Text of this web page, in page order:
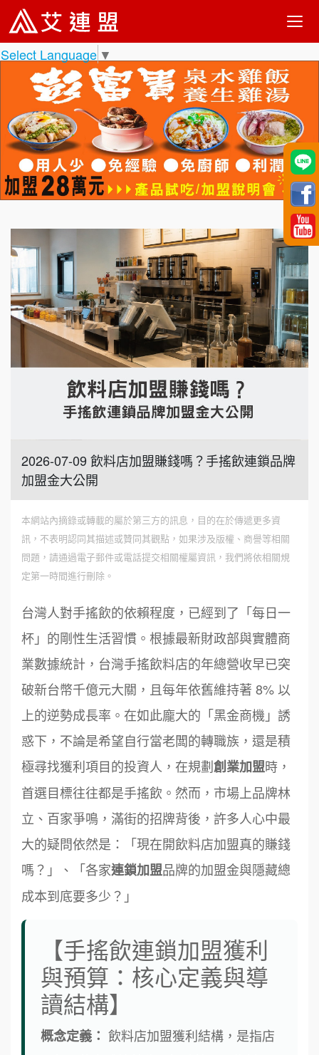
Select Language ▼
2026-07-09 飲料店加盟賺錢嗎？手搖飲連鎖品牌
加盟金大公開
本網站內摘錄或轉載的屬於第三方的訊息，目的在於傳遞更多資
訊，不表明認同其描述或贊同其觀點，如果涉及版權、商譽等相關
問題，請通過電子郵件或電話提交相關權屬資訊，我們將依相關規
定第一時間進行刪除。
台灣人對手搖飲的依賴程度，已經到了「每日一
杯」的剛性生活習慣。根據最新財政部與實體商
業數據統計，台灣手搖飲料店的年總營收早已突
破新台幣千億元大關，且每年依舊維持著 8% 以
上的逆勢成長率。在如此龐大的「黑金商機」誘
惑下，不論是希望自行當老闆的轉職族，還是積
極尋找獲利項目的投資人，在規劃創業加盟時，
首選目標往往都是手搖飲。然而，市場上品牌林
立、百家爭鳴，滿街的招牌背後，許多人心中最
大的疑問依然是：「現在開飲料店加盟真的賺錢
嗎？」、「各家連鎖加盟品牌的加盟金與隱藏總
成本到底要多少？」
【手搖飲連鎖加盟獲利
與預算：核心定義與導
讀結構】
概念定義： 飲料店加盟獲利結構，是指店